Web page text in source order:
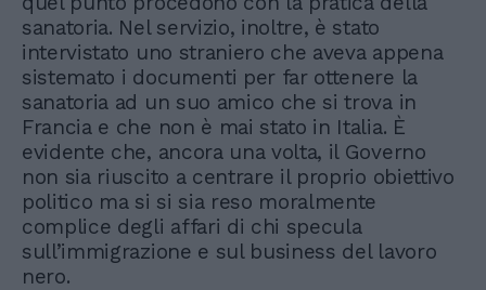
sanatoria. Nel servizio, inoltre, è stato
intervistato uno straniero che aveva appena
sistemato i documenti per far ottenere la
sanatoria ad un suo amico che si trova in
Francia e che non è mai stato in Italia. È
evidente che, ancora una volta, il Governo
non sia riuscito a centrare il proprio obiettivo
politico ma si si sia reso moralmente
complice degli affari di chi specula
sull’immigrazione e sul business del lavoro
nero.